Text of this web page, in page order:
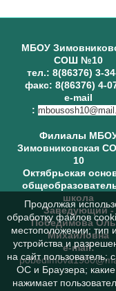
МБОУ
СОШ №10
тел.: 8(86376) 3-
факс: 8(86376) 4-
e-mail
:
Филиалы
Зимовниковская
10
Октябрьская
школа
Заведующий-
Победимова
Михайловна
e-mail:
Продолжая
обработку файлов
местоположении; тип
устройства и
на сайт пользователь;
ОС и Браузера;
нажимает